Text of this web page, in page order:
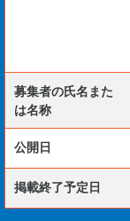
募集者の氏名また
は名称
公開日
掲載終了予定日